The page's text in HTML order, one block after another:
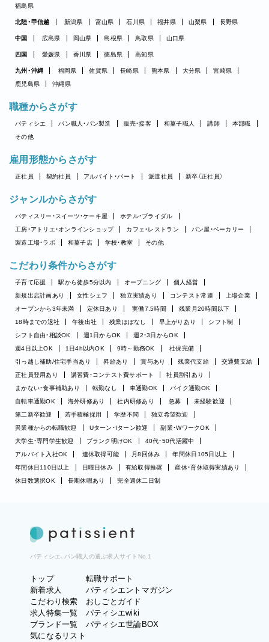
福島県
北陸・甲信越 新潟県 富山県 石川県 福井県 山梨県 長野県
中国 広島県 岡山県 島根県 鳥取県 山口県
四国 愛媛県 香川県 徳島県 高知県
九州・沖縄 福岡県 佐賀県 長崎県 熊本県 大分県
宮崎県
鹿児島県
沖縄県
職種からさがす
パティシエ パン職人・パン製造 販売・接客 和菓子職人 講師
本部職
その他
雇用形態からさがす
正社員 契約社員 アルバイト・パート 派遣社員 新卒（正社員）
ジャンルからさがす
パティスリー・スイーツ・ケーキ屋
ホテル・ブライダル
工房・アトリエ・オンラインショップ
カフェ・レストラン
パン屋・ベーカリー
製造工場・ラボ
和菓子店 学校・教室 その他
こだわり条件からさがす
子育て応援 駅から徒歩5分以内 オープニング
個人経営
新規出店計画あり
女性シェフ 独立実績あり コンテスト常連
上場企業
オープンから3年未満
定休日あり 実働7.5時間
残業月20時間以下
18時までの退社
午後出社 残業ほぼなし 早上がりあり
シフト制
シフト自由・相談OK
週1日からOK
週2・3日からOK
週4日以上OK
1日4h以内OK 9時～勤務OK
社保完備
引っ越し補助/住宅手当あり
昇給あり 賞与あり 残業代支給
交通費支給
正社員登用あり
講習費・コンテスト費サポート
社員割引あり
まかない・食事補助あり
転勤なし 車通勤OK
バイク通勤OK
自転車通勤OK
海外研修あり 社内研修あり 急募
未経験歓迎
第二新卒歓迎
若手積極採用 学歴不問
独立希望歓迎
異業種からの転職歓迎
Uターン・Iターン歓迎
副業・WワークOK
大学生・専門学生歓迎
ブランク明けOK
40代・50代活躍中
アルバイト入社OK
連休取得可能 月8回休み
年間休日105日以上
年間休日110日以上
日曜日休み 有給取得推奨
産休・育休取得実績あり
休日数選択OK
長期休暇あり 完全週休二日制
パティシエ、パン職人の選ぶ求人サイトNo.1
トップ
新着求人
こだわり検索
求人特集一覧
ブランド一覧
気になるリスト
転職サポート
パティシエントマガジン
おしごとガイド
パティシエwiki
パティシエ世論BOX